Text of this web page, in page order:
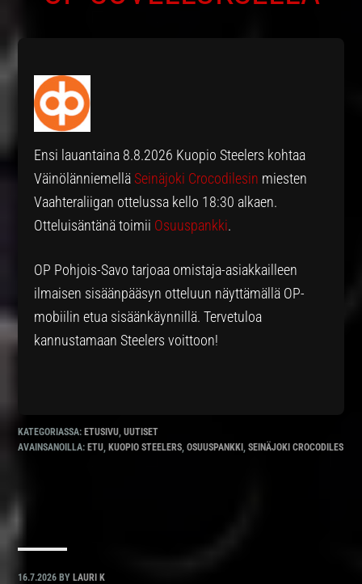
Ensi lauantaina 8.8.2026 Kuopio Steelers kohtaa
VäinölänniemelläSeinäjoki Crocodilesin miesten
Vaahteraliigan ottelussa kello 18:30 alkaen.
Otteluisäntänä toimii Osuuspankki.
OP Pohjois-Savo tarjoaa omistaja-asiakkailleen
ilmaisen sisäänpääsyn otteluun näyttämällä OP-
mobiilin etua sisäänkäynnillä. Tervetuloa
kannustamaan Steelers voittoon!
KATEGORIASSA:ETUSIVU ,UUTISET
AVAINSANOILLA:ETU ,KUOPIO STEELERS ,OSUUSPANKKI ,SEINÄJOKI CROCODILES
16.7.2026 BYLAURI K